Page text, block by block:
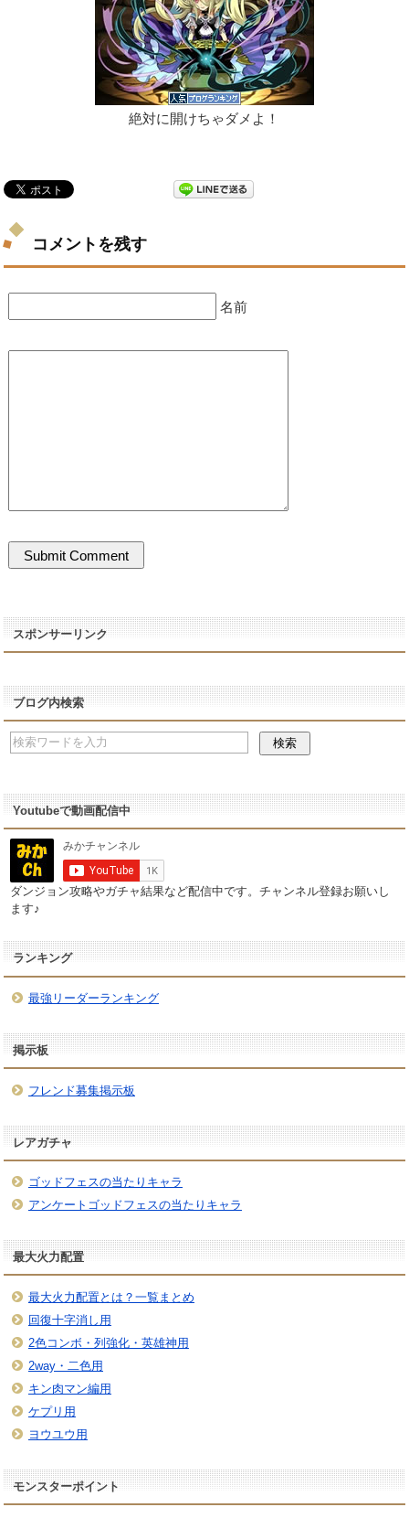
絶対に開けちゃダメよ！
コメントを残す
名前
スポンサーリンク
ブログ内検索
Youtubeで動画配信中
ダンジョン攻略やガチャ結果など配信中です。チャンネル登録お願いし
ます♪
ランキング
最強リーダーランキング
掲示板
フレンド募集掲示板
レアガチャ
ゴッドフェスの当たりキャラ
アンケートゴッドフェスの当たりキャラ
最大火力配置
最大火力配置とは？一覧まとめ
回復十字消し用
2色コンボ・列強化・英雄神用
2way・二色用
キン肉マン編用
ケプリ用
ヨウユウ用
モンスターポイント